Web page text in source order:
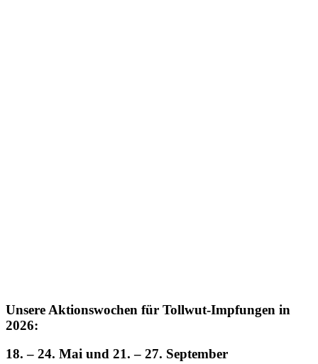
Unsere Aktionswochen für Tollwut-Impfungen in
2026:
18. – 24. Mai und 21. – 27. September